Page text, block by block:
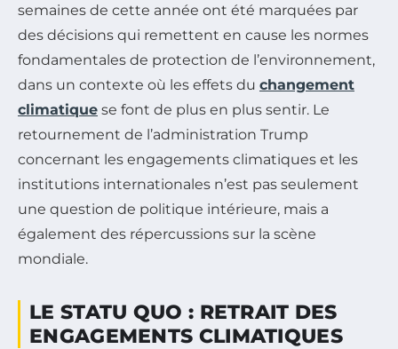
semaines de cette année ont été marquées par
des décisions qui remettent en cause les normes
fondamentales de protection de l’environnement,
dans un contexte où les effets du changement
climatique se font de plus en plus sentir. Le
retournement de l’administration Trump
concernant les engagements climatiques et les
institutions internationales n’est pas seulement
une question de politique intérieure, mais a
également des répercussions sur la scène
mondiale.
LE STATU QUO : RETRAIT DES
ENGAGEMENTS CLIMATIQUES